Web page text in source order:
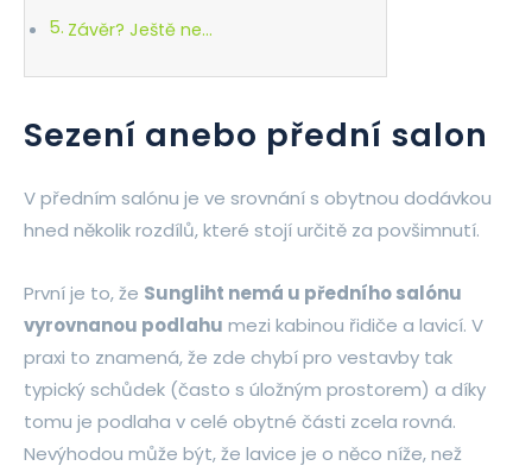
Závěr? Ještě ne…
Sezení anebo přední salon
V předním salónu je ve srovnání s obytnou dodávkou
hned několik rozdílů, které stojí určitě za povšimnutí.
První je to, že Sungliht nemá u předního salónu
vyrovnanou podlahu mezi kabinou řidiče a lavicí. V
praxi to znamená, že zde chybí pro vestavby tak
typický schůdek (často s úložným prostorem) a díky
tomu je podlaha v celé obytné části zcela rovná.
Nevýhodou může být, že lavice je o něco níže, než